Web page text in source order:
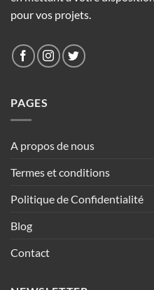
pour vos projets.
PAGES
A propos de nous
Termes et conditions
Politique de Confidentialité
Blog
Contact